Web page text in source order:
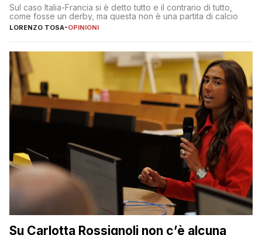
Sul caso Italia-Francia si è detto tutto e il contrario di tutto,
come fosse un derby, ma questa non è una partita di calcio
LORENZO TOSA-OPINIONI
Su Carlotta Rossignoli non c’è alcuna